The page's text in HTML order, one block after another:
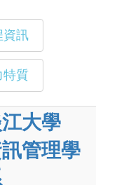
資訊
特質
大學
管理學